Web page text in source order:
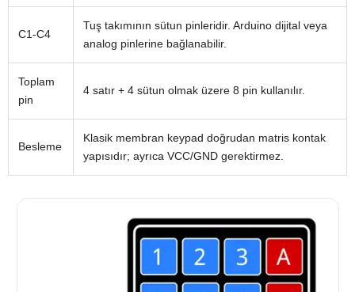
C1-C4
Tuş takımının sütun pinleridir. Arduino dijital veya
analog pinlerine bağlanabilir.
Toplam
pin
4 satır + 4 sütun olmak üzere 8 pin kullanılır.
Besleme
Klasik membran keypad doğrudan matris kontak
yapısıdır; ayrıca VCC/GND gerektirmez.